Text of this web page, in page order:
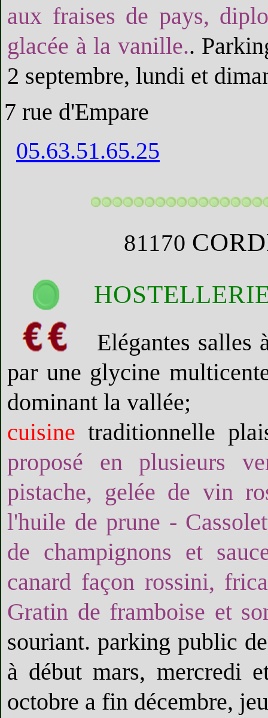
aux fraises de pays,
glacée à la vanille..
2 septembre, lundi et
7 rue d'Empare
05.63.51.65.25
81170
Elégantes salles
par une glycine
dominant la vallée;
cuisine traditionnelle
proposé en plusieurs
pistache, gelée de vin
l'huile de prune -
de champignons et
canard façon rossini,
Gratin de framboise et
souriant. parking public
à début mars, mercredi
octobre a fin décembre,